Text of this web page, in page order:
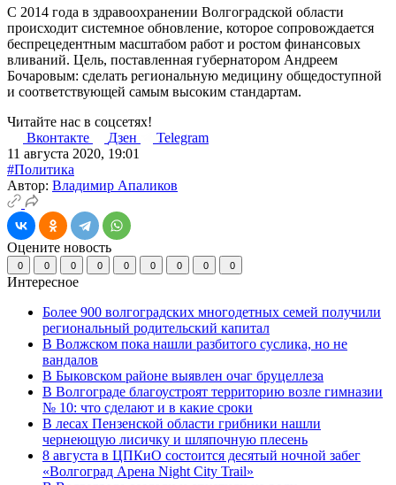
С 2014 года в здравоохранении Волгоградской области
происходит системное обновление, которое сопровождается
беспрецедентным масштабом работ и ростом финансовых
вливаний. Цель, поставленная губернатором Андреем
Бочаровым: сделать региональную медицину общедоступной
и соответствующей самым высоким стандартам.
Читайте нас в соцсетях!
Вконтакте
Дзен
Telegram
11 августа 2020, 19:01
#Политика
Автор: Владимир Апаликов
Оцените новость
0 0 0 0 0 0 0 0 0
Интересное
Более 900 волгоградских многодетных семей получили
региональный родительский капитал
В Волжском пока нашли разбитого суслика, но не
вандалов
В Быковском районе выявлен очаг бруцеллеза
В Волгограде благоустроят территорию возле гимназии
№ 10: что сделают и в какие сроки
В лесах Пензенской области грибники нашли
чернеющую лисичку и шляпочную плесень
8 августа в ЦПКиО состоится десятый ночной забег
«Волгоград Арена Night City Trail»